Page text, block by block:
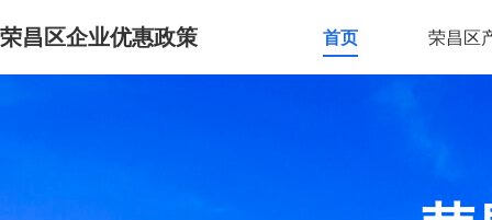
荣昌区企业优惠政策 首页 荣昌区